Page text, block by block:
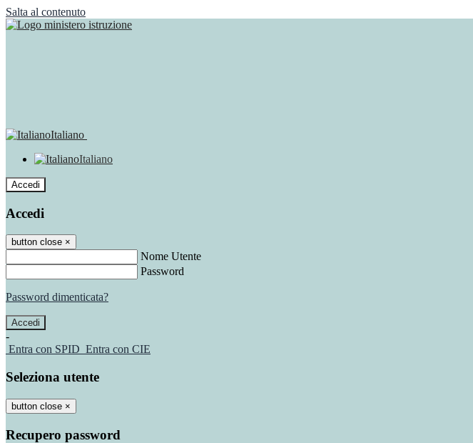
Salta al contenuto
Italiano
Italiano
Accedi
Accedi
button close ×
Nome Utente
Password
Password dimenticata?
-
Entra con SPID Entra con CIE
Seleziona utente
button close ×
Recupero password